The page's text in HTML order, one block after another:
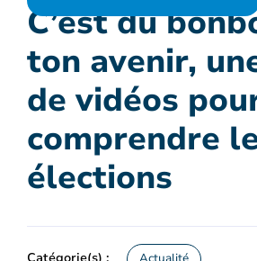
C’est du
ton avenir,
de vidéos
comprendre
élections
Catégorie(s) :